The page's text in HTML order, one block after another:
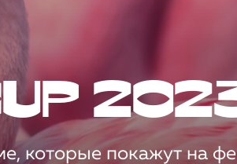
которые покажут на